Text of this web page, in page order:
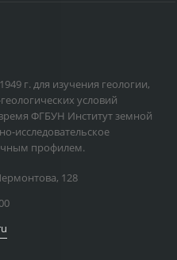
г. для изучения геологии,
условий
ФГБУН Институт земной
исследовательское
профилем.
128